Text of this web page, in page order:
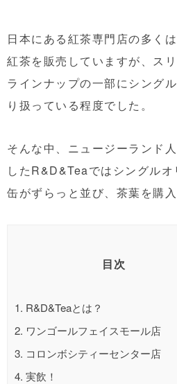
日本にある紅茶専門店の多く
紅茶を販売していますが、ス
ラインナップの一部にシング
り扱っている程度でした。
そんな中、ニュージーランド
したR&D&Teaではシングル
缶がずらっと並び、茶葉を購
目次
1. R&D&Teaとは？
2. ワンゴールフェイスモール店
3. コロンボシティーセンター店
4. 実飲！